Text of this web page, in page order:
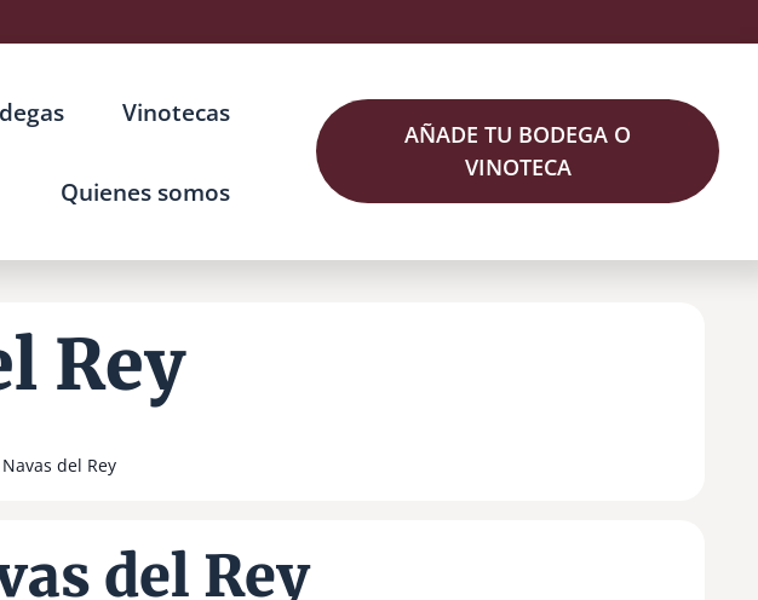
Vinotecas
Quienes somos
AÑADE TU BODEGA O
VINOTECA
Rey
del Rey
del Rey